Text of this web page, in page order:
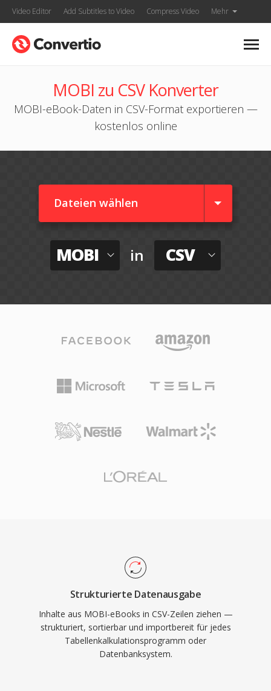
Video Editor Add Subtitles to Video Compress Video Mehr
MOBI zu CSV Konverter
MOBI-eBook-Daten in CSV-Format exportieren —
kostenlos online
Dateien wählen
MOBI in CSV
Strukturierte Datenausgabe
Inhalte aus MOBI-eBooks in CSV-Zeilen ziehen —
strukturiert, sortierbar und importbereit für jedes
Tabellenkalkulationsprogramm oder
Datenbanksystem.